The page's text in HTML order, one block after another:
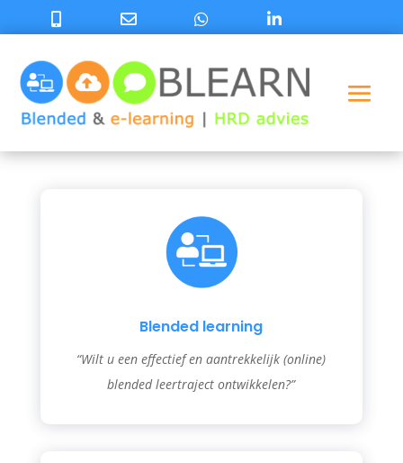
Blended learning
“Wilt u een effectief en aantrekkelijk (online)
blended leertraject ontwikkelen?”